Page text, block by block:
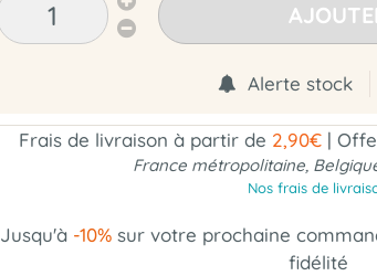
Alerte stock
Frais de livraison à partir de 2,90€ |
France métropolitaine,
Nos frais de
Jusqu'à -10%sur votre prochaine
fidélité